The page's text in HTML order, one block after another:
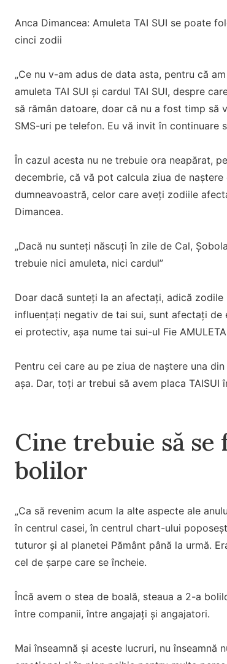
Anca Dimancea: Amuleta TAI SUI se poate
cinci zodii
„Ce nu v-am adus de data asta, pentru că
amuleta TAI SUI și cardul TAI SUI, despre
să rămân datoare, doar că nu a fost timp să
SMS-uri pe telefon. Eu vă invit în continuare
În cazul acesta nu ne trebuie ora neapărat,
decembrie, că vă pot calcula ziua de
dumneavoastră, celor care aveți zodiile
Dimancea.
„Dacă nu sunteți născuți în zile de Cal,
trebuie nici amuleta, nici cardul”
Doar dacă sunteți la an afectați, adică
influențați negativ de tai sui, sunt afectați
ei protectiv, așa nume tai sui-ul Fie
Pentru cei care au pe ziua de naștere una
așa. Dar, toți ar trebui să avem placa
Cine trebuie să se
bolilor
„Ca să revenim acum la alte aspecte ale
în centrul casei, în centrul chart-ului
tuturor și al planetei Pământ până la urmă.
cel de șarpe care se încheie.
Încă avem o stea de boală, steaua a 2-a
între companii, între angajați și angajatori.
Mai înseamnă și aceste lucruri, nu